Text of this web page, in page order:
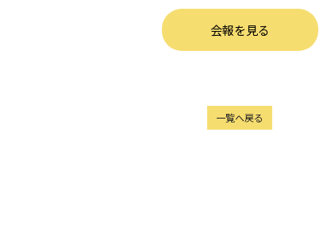
会報を見る
一覧へ戻る